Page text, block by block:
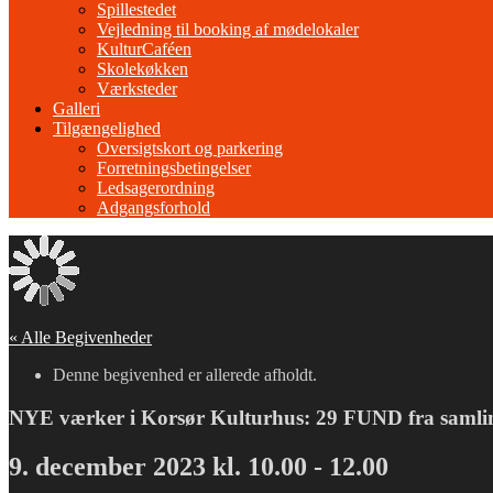
Spillestedet
Vejledning til booking af mødelokaler
KulturCaféen
Skolekøkken
Værksteder
Galleri
Tilgængelighed
Oversigtskort og parkering
Forretningsbetingelser
Ledsagerordning
Adgangsforhold
« Alle Begivenheder
Denne begivenhed er allerede afholdt.
NYE værker i Korsør Kulturhus: 29 FUND fra
9. december 2023 kl. 10.00 - 12.00